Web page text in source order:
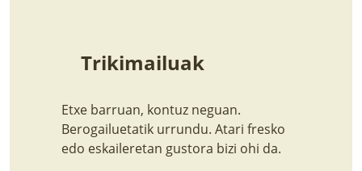
Trikimailuak
Etxe barruan, kontuz neguan.
Berogailuetatik urrundu. Atari fresko
edo eskaileretan gustora bizi ohi da.